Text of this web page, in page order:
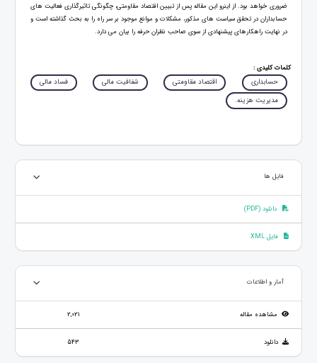
ضروری خواهد بود. از اینرو این مقاله پس از تبیین اقتصاد مقاومتی، چگونگی تاثیرگذاری فعالیت های
حسابداران در تحقق سیاست های مذکور، مشکلات و موانع موجود بر سر راه را به بحث گذاشته است و
در نهایت راهکارهای پیشنهادی از سوی صاحب نظران حرفه را بیان می دارد.
کلمات کلیدی :
حسابداری اقتصاد مقاومتی شفافیت مالی
فساد مالی
مدیریت هزینه.
فایل ها
دانلود (PDF)
فایل XML
آمار و اطلاعات
مشاهده مقاله 2,021
دانلود 543